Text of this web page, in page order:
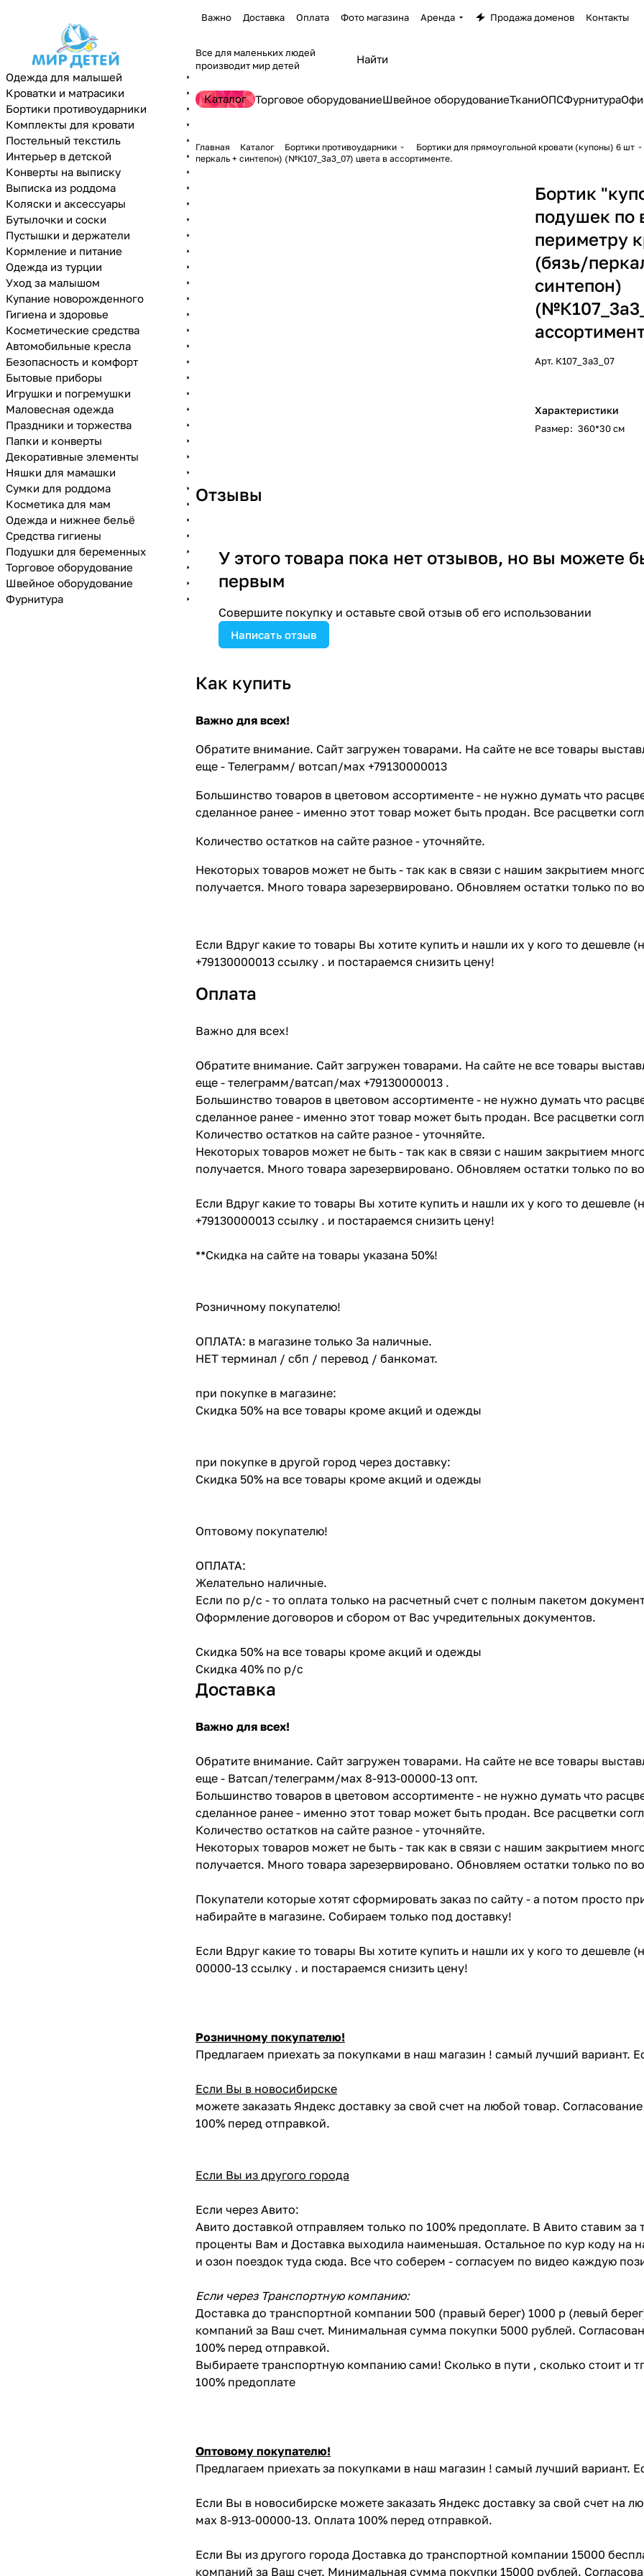
Важно Доставка Оплата Фото магазина Аренда Продажа доменов Контакты
Все для маленьких людей
производит мир детей
Каталог Торговое оборудованиеШвейное оборудованиеТканиОПСФурнитура
Главная Каталог Бортики противоударники
Бортики для прямоугольной кровати (купоны) 6 шт
перкаль + синтепон) (№К107_3а3_07) цвета в ассортименте.
Бортик
подушек по
периметру
(бязь/
синтепон)
Арт. К107_3а3_07
Характеристики
Размер: 360*30 см
Отзывы
У этого товара пока нет отзывов, но вы можете
первым
Совершите покупку и оставьте свой отзыв об его использовании
Написать отзыв
Как купить
Важно для всех!
Обратите внимание. Сайт загружен товарами. На сайте не все товары
еще - Телеграмм/ вотсап/мах +79130000013
Большинство товаров в цветовом ассортименте - не нужно думать что
сделанное ранее - именно этот товар может быть продан. Все расцветки
Количество остатков на сайте разное - уточняйте.
Некоторых товаров может не быть - так как в связи с нашим закрытием
получается. Много товара зарезервировано. Обновляем остатки только по
Если Вдруг какие то товары Вы хотите купить и нашли их у кого то
+79130000013 ссылку . и постараемся снизить цену!
Оплата
Важно для всех!
Обратите внимание. Сайт загружен товарами. На сайте не все товары
еще - телеграмм/ватсап/мах +79130000013 .
Большинство товаров в цветовом ассортименте - не нужно думать что
сделанное ранее - именно этот товар может быть продан. Все расцветки
Количество остатков на сайте разное - уточняйте.
Некоторых товаров может не быть - так как в связи с нашим закрытием
получается. Много товара зарезервировано. Обновляем остатки только по
Если Вдруг какие то товары Вы хотите купить и нашли их у кого то
+79130000013 ссылку . и постараемся снизить цену!
**Скидка на сайте на товары указана 50%!
Розничному покупателю!
ОПЛАТА: в магазине только За наличные.
НЕТ терминал / сбп / перевод / банкомат.
при покупке в магазине:
Скидка 50% на все товары кроме акций и одежды
при покупке в другой город через доставку:
Скидка 50% на все товары кроме акций и одежды
Оптовому покупателю!
ОПЛАТА:
Желательно наличные.
Если по р/с - то оплата только на расчетный счет с полным пакетом
Оформление договоров и сбором от Вас учредительных документов.
Скидка 50% на все товары кроме акций и одежды
Скидка 40% по р/с
Доставка
Важно для всех!
Обратите внимание. Сайт загружен товарами. На сайте не все товары
еще - Ватсап/телеграмм/мах 8-913-00000-13 опт.
Большинство товаров в цветовом ассортименте - не нужно думать что
сделанное ранее - именно этот товар может быть продан. Все расцветки
Количество остатков на сайте разное - уточняйте.
Некоторых товаров может не быть - так как в связи с нашим закрытием
получается. Много товара зарезервировано. Обновляем остатки только по
Покупатели которые хотят сформировать заказ по сайту - а потом просто
набирайте в магазине. Собираем только под доставку!
Если Вдруг какие то товары Вы хотите купить и нашли их у кого то
00000-13 ссылку . и постараемся снизить цену!
Розничному покупателю!
Предлагаем приехать за покупками в наш магазин ! самый лучший вариант.
Если Вы в новосибирске
можете заказать Яндекс доставку за свой счет на любой товар.
100% перед отправкой.
Если Вы из другого города
Если через Авито:
Авито доставкой отправляем только по 100% предоплате. В Авито ставим
проценты Вам и Доставка выходила наименьшая. Остальное по кур коду
и озон поездок туда сюда. Все что соберем - согласуем по видео каждую
Если через Транспортную компанию:
Доставка до транспортной компании 500 (правый берег) 1000 р (левый
компаний за Ваш счет. Минимальная сумма покупки 5000 рублей.
100% перед отправкой.
Выбираете транспортную компанию сами! Сколько в пути , сколько стоит и
100% предоплате
Оптовому покупателю!
Предлагаем приехать за покупками в наш магазин ! самый лучший вариант.
Если Вы в новосибирске можете заказать Яндекс доставку за свой счет на
мах 8-913-00000-13. Оплата 100% перед отправкой.
Если Вы из другого города Доставка до транспортной компании 15000
компаний за Ваш счет. Минимальная сумма покупки 15000 рублей.
Одежда для малышей
Кроватки и матрасики
Бортики противоударники
Комплекты для кровати
Постельный текстиль
Интерьер в детской
Конверты на выписку
Выписка из роддома
Коляски и аксессуары
Бутылочки и соски
Пустышки и держатели
Кормление и питание
Одежда из турции
Уход за малышом
Купание новорожденного
Гигиена и здоровье
Косметические средства
Автомобильные кресла
Безопасность и комфорт
Бытовые приборы
Игрушки и погремушки
Маловесная одежда
Праздники и торжества
Папки и конверты
Декоративные элементы
Няшки для мамашки
Сумки для роддома
Косметика для мам
Одежда и нижнее бельё
Средства гигиены
Подушки для беременных
Торговое оборудование
Швейное оборудование
Фурнитура